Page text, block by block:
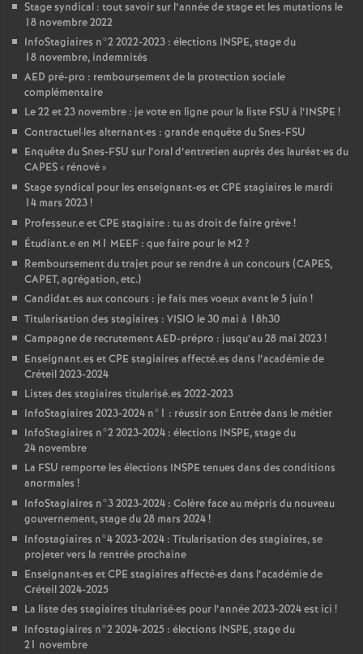
Stage syndical : tout savoir sur l’année de stage et les mutations le
18 novembre 2022
InfoStagiaires n°2 2022-2023 : élections INSPE, stage du
18 novembre, indemnités
AED pré-pro : remboursement de la protection sociale
complémentaire
Le 22 et 23 novembre : je vote en ligne pour la liste FSU à l’INSPE !
Contractuel·les alternant·es : grande enquête du Snes-FSU
Enquête du Snes-FSU sur l’oral d’entretien auprès des lauréat•es du
CAPES« rénové»
Stage syndical pour les enseignant-es etCPE stagiaires le mardi
14 mars 2023!
Professeur.e etCPE stagiaire : tu as droit de faire grève!
Étudiant.e en M1 MEEF : que faire pour le M2?
Remboursement du trajet pour se rendre à un concours (CAPES,
CAPET, agrégation, etc.)
Candidat.es aux concours : je fais mes voeux avant le 5 juin !
Titularisation des stagiaires : VISIO le 30 mai à 18h30
Campagne de recrutementAED-prépro : jusqu’au 28 mai 2023!
Enseignant.es etCPE stagiaires affecté.es dans l’académie de
Créteil 2023-2024
Listes des stagiaires titularisé.es 2022-2023
InfoStagiaires 2023-2024 n°1 : réussir son Entrée dans le métier
InfoStagiaires n°2 2023-2024 : élections INSPE, stage du
24 novembre
La FSU remporte les élections INSPE tenues dans des conditions
anormales !
InfoStagiaires n°3 2023-2024 : Colère face au mépris du nouveau
gouvernement, stage du 28 mars 2024!
Infostagiaires n°4 2023-2024 : Titularisation des stagiaires, se
projeter vers la rentrée prochaine
Enseignant·es etCPE stagiaires affecté·es dans l’académie de
Créteil 2024-2025
La liste des stagiaires titularisé·es pour l’année 2023-2024 est ici !
Infostagiaires n°2 2024-2025 : élections INSPE, stage du
21 novembre